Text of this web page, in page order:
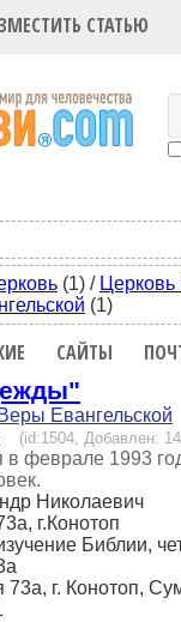
СТАТЬЮ
(1) / Церковь
(1)
САЙТЫ
Евангельской
(id:1504, Добавлен:
в феврале 1993
Николаевич
г.Конотоп
Библии,
73а, г. Конотоп,